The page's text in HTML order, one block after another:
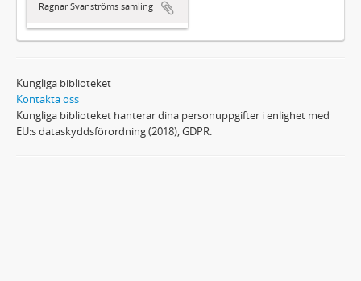
Ragnar Svanströms samling
Kungliga biblioteket
Kontakta oss
Kungliga biblioteket hanterar dina personuppgifter i enlighet med
EU:s dataskyddsförordning (2018), GDPR.